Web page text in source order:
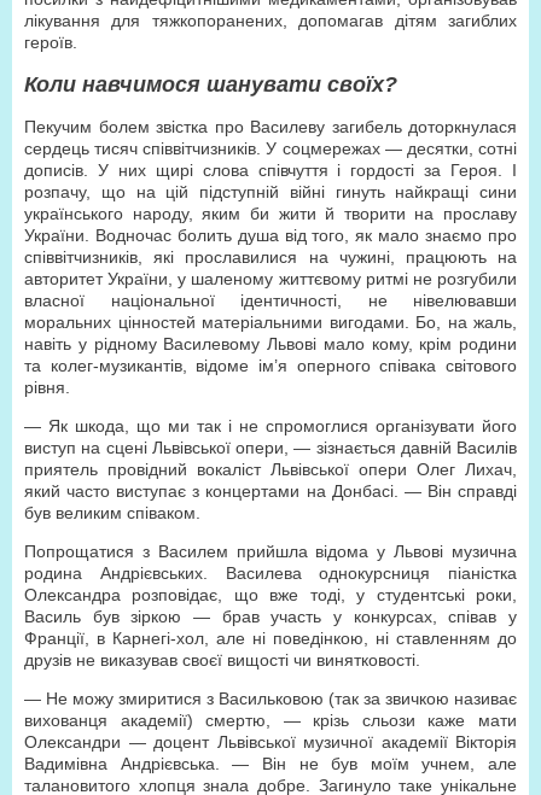
лікування для тяжкопоранених, допомагав дітям загиблих
героїв.
Коли навчимося шанувати своїх?
Пекучим болем звістка про Василеву загибель доторкнулася
сердець тисяч співвітчизників. У соцмережах — десятки, сотні
дописів. У них щирі слова співчуття і гордості за Героя. І
розпачу, що на цій підступній війні гинуть найкращі сини
українського народу, яким би жити й творити на прославу
України. Водночас болить душа від того, як мало знаємо про
співвітчизників, які прославилися на чужині, працюють на
авторитет України, у шаленому життєвому ритмі не розгубили
власної національної ідентичності, не нівелювавши
моральних цінностей матеріальними вигодами. Бо, на жаль,
навіть у рідному Василевому Львові мало кому, крім родини
та колег-музикантів, відоме ім’я оперного співака світового
рівня.
— Як шкода, що ми так і не спромоглися організувати його
виступ на сцені Львівської опери, — зізнається давній Василів
приятель провідний вокаліст Львівської опери Олег Лихач,
який часто виступає з концертами на Донбасі. — Він справді
був великим співаком.
Попрощатися з Василем прийшла відома у Львові музична
родина Андрієвських. Василева однокурсниця піаністка
Олександра розповідає, що вже тоді, у студентські роки,
Василь був зіркою — брав участь у конкурсах, співав у
Франції, в Карнегі-хол, але ні поведінкою, ні ставленням до
друзів не виказував своєї вищості чи винятковості.
— Не можу змиритися з Васильковою (так за звичкою називає
вихованця академії) смертю, — крізь сльози каже мати
Олександри — доцент Львівської музичної академії Вікторія
Вадимівна Андрієвська. — Він не був моїм учнем, але
талановитого хлопця знала добре. Загинуло таке унікальне